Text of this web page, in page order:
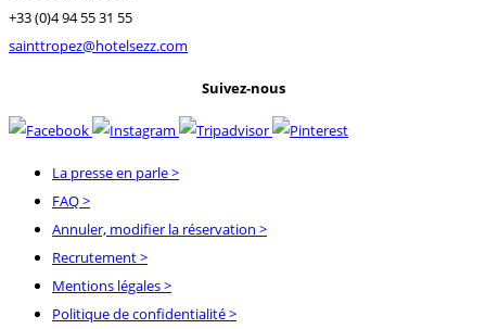
+33 (0)4 94 55 31 55
sainttropez@hotelsezz.com
Suivez-nous
La presse en parle>
FAQ>
Annuler, modifier la réservation >
Recrutement>
Mentions légales>
Politique de confidentialité>